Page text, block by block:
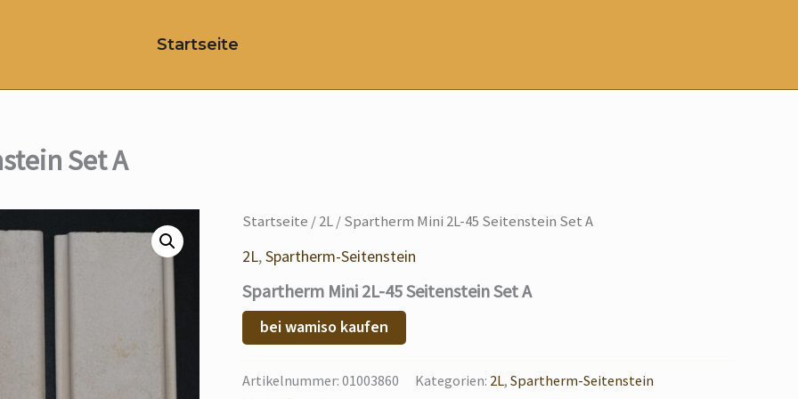
Startseite
Set A
Startseite /2L/ Spartherm Mini 2L-45 Seitenstein Set A
2L,Spartherm-Seitenstein
Spartherm Mini 2L-45 Seitenstein Set A
bei wamiso kaufen
Artikelnummer: 01003860 Kategorien: 2L, Spartherm-Seitenstein